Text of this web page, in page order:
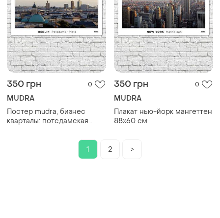
350 грн 0
MUDRA
Постер mudra, бизнес
кварталы: потсдамская
350 грн 0
MUDRA
Плакат нью-йорк мангеттен
88х60 см
1 2 >